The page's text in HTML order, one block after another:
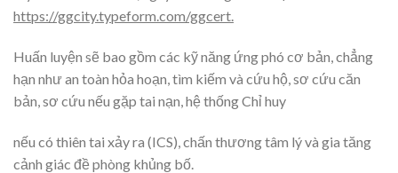
https://ggcity.typeform.com/ggcert.
Huấn luyện sẽ bao gồm các kỹ năng ứng phó cơ bản, chẳng
hạn như an toàn hỏa hoạn, tìm kiếm và cứu hộ, sơ cứu căn
bản, sơ cứu nếu gặp tai nạn, hệ thống Chỉ huy
nếu có thiên tai xảy ra (ICS), chấn thương tâm lý và gia tăng
cảnh giác đề phòng khủng bố.